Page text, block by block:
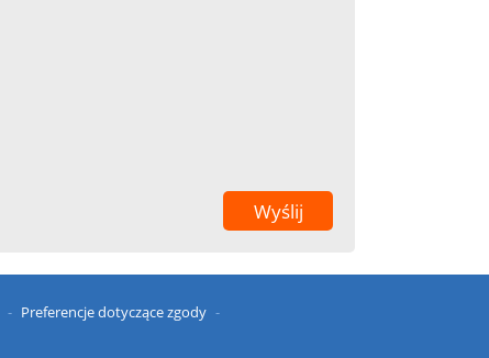
Preferencje dotyczące zgody